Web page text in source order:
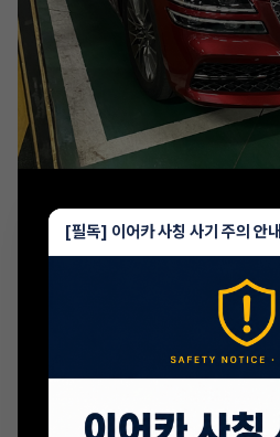
[필독] 이어카 사칭 사기 주의 안내